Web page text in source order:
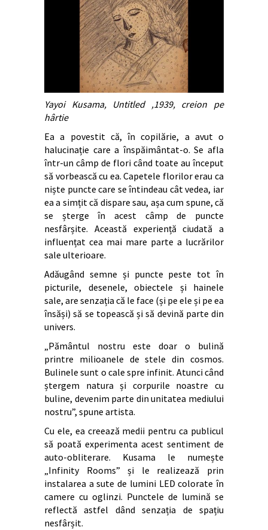
Yayoi Kusama, Untitled ,1939, creion pe
hârtie
Ea a povestit că, în copilărie, a avut o
halucinație care a înspăimântat-o. Se afla
într-un câmp de flori când toate au început
să vorbească cu ea. Capetele florilor erau ca
niște puncte care se întindeau cât vedea, iar
ea a simțit că dispare sau, așa cum spune, că
se șterge în acest câmp de puncte
nesfârșite. Această experiență ciudată a
influențat cea mai mare parte a lucrărilor
sale ulterioare.
Adăugând semne și puncte peste tot în
picturile, desenele, obiectele și hainele
sale, are senzația că le face (și pe ele și pe ea
însăși) să se topească și să devină parte din
univers.
„Pământul nostru este doar o bulină
printre milioanele de stele din cosmos.
Bulinele sunt o cale spre infinit. Atunci când
ștergem natura și corpurile noastre cu
buline, devenim parte din unitatea mediului
nostru”, spune artista.
Cu ele, ea creează medii pentru ca publicul
să poată experimenta acest sentiment de
auto-obliterare. Kusama le numește
„Infinity Rooms” și le realizează prin
instalarea a sute de lumini LED colorate în
camere cu oglinzi. Punctele de lumină se
reflectă astfel dând senzația de spațiu
nesfârșit.